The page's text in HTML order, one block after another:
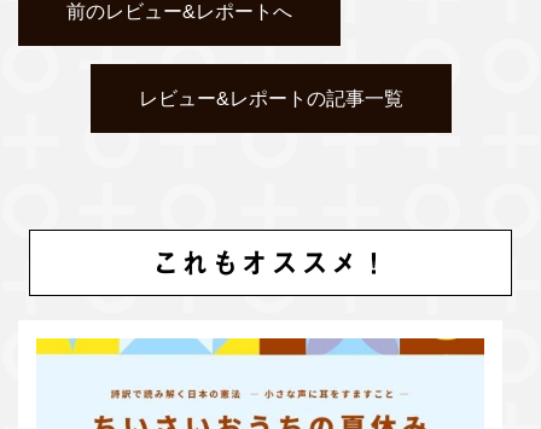
前のレビュー&レポートへ
レビュー&レポートの記事一覧
これもオススメ！